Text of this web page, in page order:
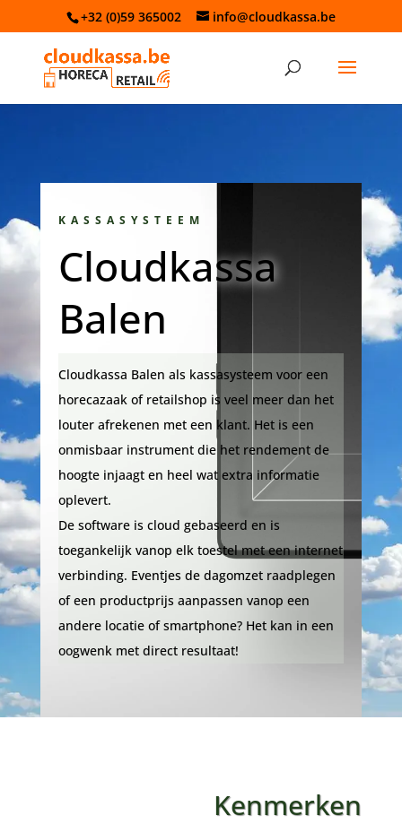
+32 (0)59 365002 info@cloudkassa.be
KASSASYSTEEM
Cloudkassa
Balen
Cloudkassa Balen als kassasysteem voor een
horecazaak of retailshop is veel meer dan het
louter afrekenen met een klant. Het is een
onmisbaar instrument die het rendement de
hoogte injaagt en heel wat extra informatie
oplevert.
De software is cloud gebaseerd en is
toegankelijk vanop elk toestel met een internet
verbinding. Eventjes de dagomzet raadplegen
of een productprijs aanpassen vanop een
andere locatie of smartphone? Het kan in een
oogwenk met direct resultaat!
Kenmerken